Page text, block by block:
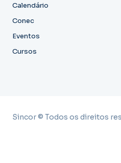
Calendário
Conec
Eventos
Cursos
Sincor © Todos os direitos